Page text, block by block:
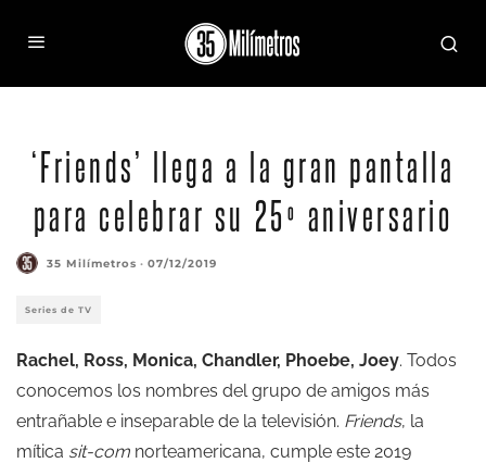
‘Friends’ llega a la gran pantalla
para celebrar su 25º aniversario
35 Milímetros · 07/12/2019
Series de TV
Rachel, Ross, Monica, Chandler, Phoebe, Joey. Todos
conocemos los nombres del grupo de amigos más
entrañable e inseparable de la televisión. Friends, la
mítica sit-com norteamericana, cumple este 2019